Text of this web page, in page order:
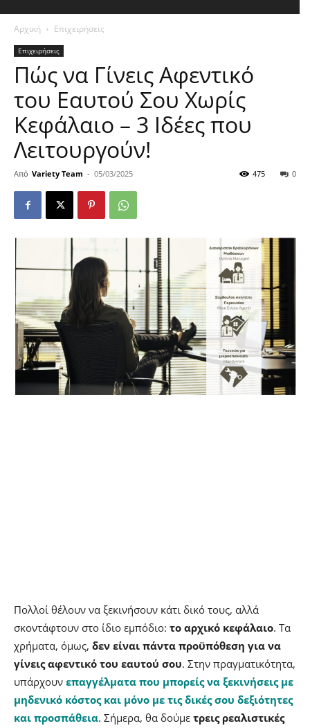
Αρχική Επιχειρήσεις
Επιχειρήσεις
Πώς να Γίνεις Αφεντικό
του Εαυτού Σου Χωρίς
Κεφάλαιο – 3 Ιδέες που
Λειτουργούν!
Από Variety Team - 05/03/2025 0
475
Πολλοί θέλουν να ξεκινήσουν κάτι δικό τους, αλλά
σκοντάφτουν στο ίδιο εμπόδιο: το αρχικό κεφάλαιο. Τα
χρήματα, όμως, δεν είναι πάντα προϋπόθεση για να
γίνεις αφεντικό του εαυτού σου. Στην πραγματικότητα,
υπάρχουν επαγγέλματα που μπορείς να ξεκινήσεις με
μηδενικό κόστος και μόνο με τις δικές σου δεξιότητες
και προσπάθεια. Σήμερα, θα δούμε τρεις ρεαλιστικές